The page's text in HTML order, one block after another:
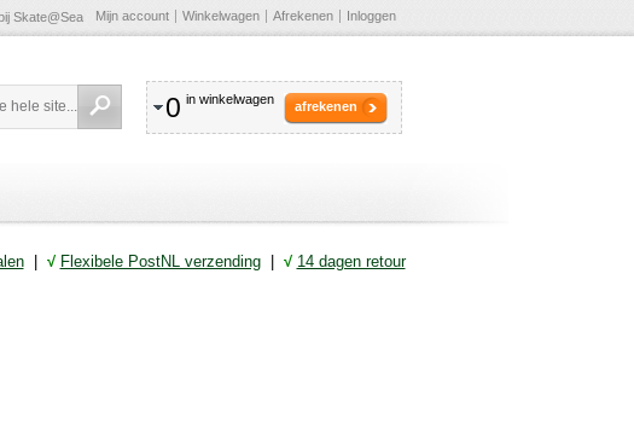
Skate@Sea Mijn account Winkelwagen Afrekenen Inloggen
0 in winkelwagen afrekenen
| √ Flexibele PostNL verzending| √ 14 dagen retour